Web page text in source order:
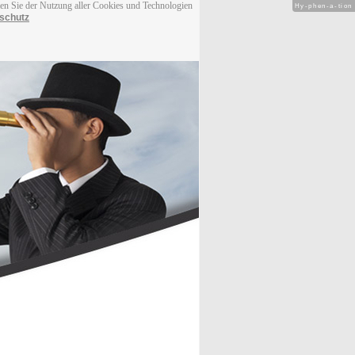
Sie der Nutzung aller Cookies und Technologien
Hy-phen-a-tion